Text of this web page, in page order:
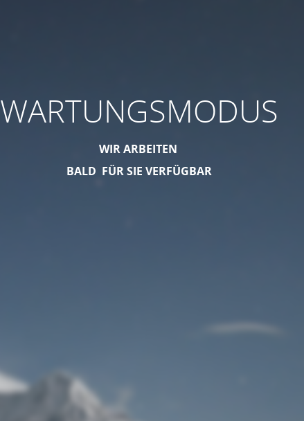
WARTUNGSMODUS
WIR ARBEITEN
BALD FÜR SIE VERFÜGBAR